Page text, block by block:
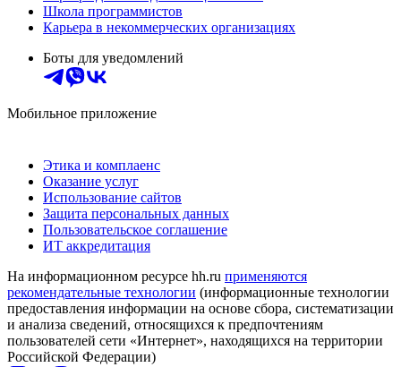
Школа программистов
Карьера в некоммерческих организациях
Боты для уведомлений
Мобильное приложение
Этика и комплаенс
Оказание услуг
Использование сайтов
Защита персональных данных
Пользовательское соглашение
ИТ аккредитация
На информационном ресурсе hh.ru применяются
рекомендательные технологии (информационные технологии
предоставления информации на основе сбора, систематизации
и анализа сведений, относящихся к предпочтениям
пользователей сети «Интернет», находящихся на территории
Российской Федерации)